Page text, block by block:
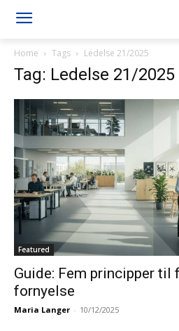
Home Tags Ledelse 21/2025
Tag: Ledelse 21/2025
Featured
Guide: Fem principper til
fornyelse
Maria Langer - 10/12/2025